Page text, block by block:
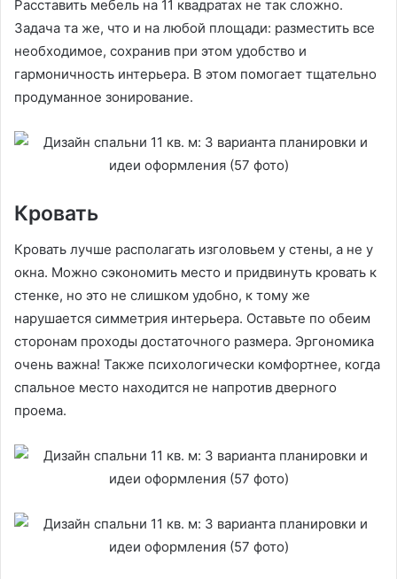
Расставить мебель на 11 квадратах не так сложно.
Задача та же, что и на любой площади: разместить все
необходимое, сохранив при этом удобство и
гармоничность интерьера. В этом помогает тщательно
продуманное зонирование.
Кровать
Кровать лучше располагать изголовьем у стены, а не у
окна. Можно сэкономить место и придвинуть кровать к
стенке, но это не слишком удобно, к тому же
нарушается симметрия интерьера. Оставьте по обеим
сторонам проходы достаточного размера. Эргономика
очень важна! Также психологически комфортнее, когда
спальное место находится не напротив дверного
проема.